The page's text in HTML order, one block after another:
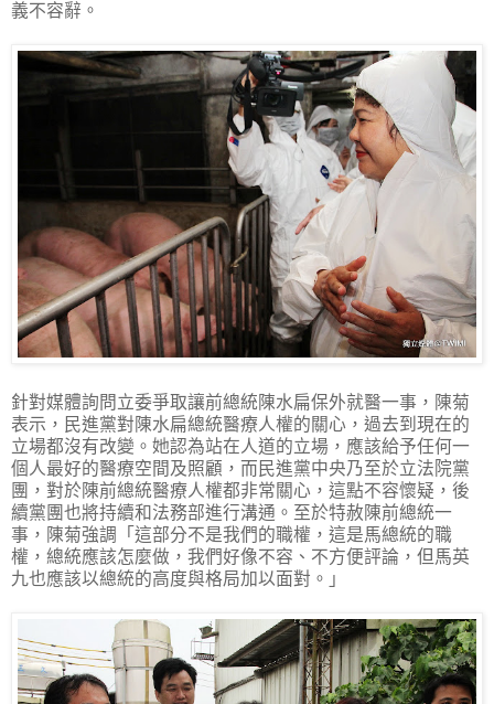
義不容辭。
針對媒體詢問立委爭取讓前總統陳水扁保外就醫一事，陳菊
表示，民進黨對陳水扁總統醫療人權的關心，過去到現在的
立場都沒有改變。她認為站在人道的立場，應該給予任何一
個人最好的醫療空間及照顧，而民進黨中央乃至於立法院黨
團，對於陳前總統醫療人權都非常關心，這點不容懷疑，後
續黨團也將持續和法務部進行溝通。至於特赦陳前總統一
事，陳菊強調「這部分不是我們的職權，這是馬總統的職
權，總統應該怎麼做，我們好像不容、不方便評論，但馬英
九也應該以總統的高度與格局加以面對。」